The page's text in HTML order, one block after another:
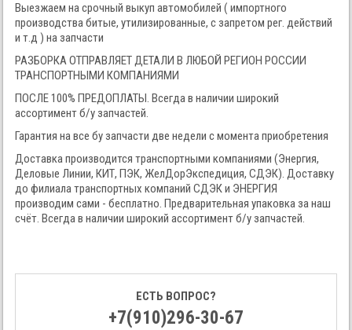
Выезжаем на срочный выкуп автомобилей ( импортного
производства битые, утилизированные, с запретом рег. действий
и т.д ) на запчасти
РАЗБОРКА ОТПРАВЛЯЕТ ДЕТАЛИ В ЛЮБОЙ РЕГИОН РОССИИ
ТРАНСПОРТНЫМИ КОМПАНИЯМИ
ПОСЛЕ 100% ПРЕДОПЛАТЫ. Всегда в наличии широкий
ассортимент б/у запчастей.
Гарантия на все бу запчасти две недели с момента приобретения
Доставка производится транспортными компаниями (Энергия,
Деловые Линии, КИТ, ПЭК, ЖелДорЭкспедиция, СДЭК). Доставку
до филиала транспортных компаний СДЭК и ЭНЕРГИЯ
производим сами - бесплатно. Предварительная упаковка за наш
счёт. Всегда в наличии широкий ассортимент б/у запчастей.
ЕСТЬ ВОПРОС?
+7(910)296-30-67